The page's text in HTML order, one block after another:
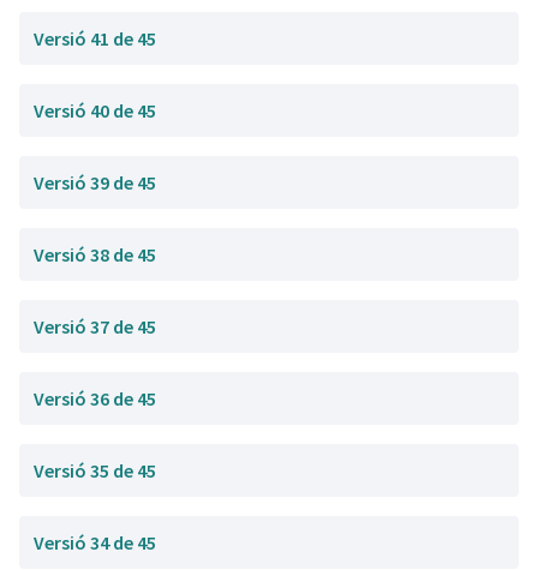
Versió 41 de 45
Versió 40 de 45
Versió 39 de 45
Versió 38 de 45
Versió 37 de 45
Versió 36 de 45
Versió 35 de 45
Versió 34 de 45